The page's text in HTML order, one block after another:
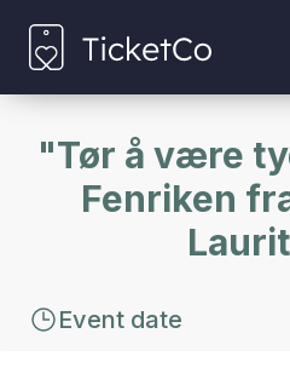
"Tør å være
Fenriken
Event date